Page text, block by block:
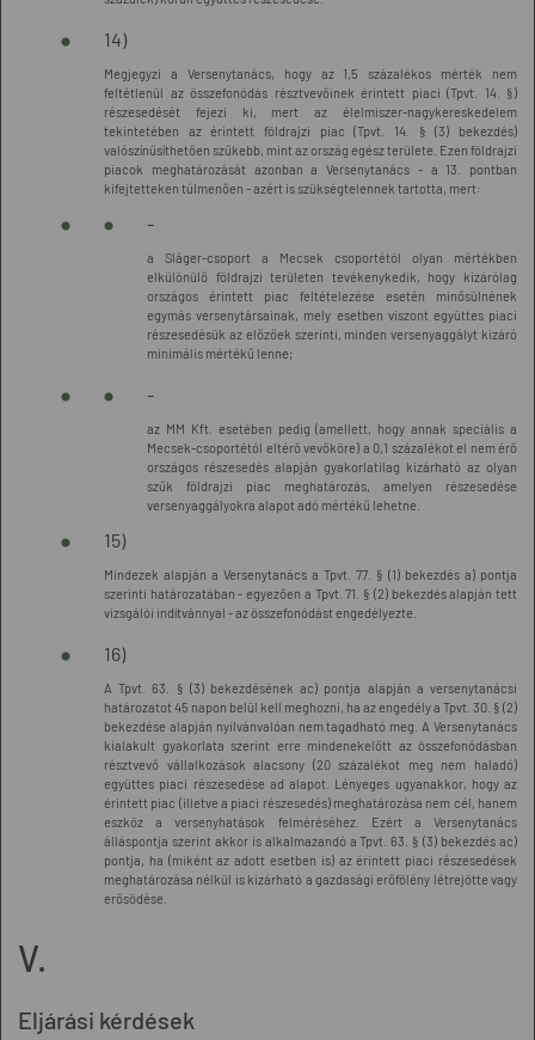
14)
Megjegyzi a Versenytanács, hogy az 1,5 százalékos mérték nem
feltétlenül az összefonódás résztvevőinek érintett piaci (Tpvt. 14. §)
részesedését fejezi ki, mert az élelmiszer-nagykereskedelem
tekintetében az érintett földrajzi piac (Tpvt. 14. § (3) bekezdés)
valószínűsíthetően szűkebb, mint az ország egész területe. Ezen földrajzi
piacok meghatározását azonban a Versenytanács - a 13. pontban
kifejtetteken túlmenően - azért is szükségtelennek tartotta, mert:
-
a Sláger-csoport a Mecsek csoportétól olyan mértékben
elkülönülő földrajzi területen tevékenykedik, hogy kizárólag
országos érintett piac feltételezése esetén minősülnének
egymás versenytársainak, mely esetben viszont együttes piaci
részesedésük az előzőek szerinti, minden versenyaggályt kizáró
minimális mértékű lenne;
-
az MM Kft. esetében pedig (amellett, hogy annak speciális a
Mecsek-csoportétól eltérő vevőköre) a 0,1 százalékot el nem érő
országos részesedés alapján gyakorlatilag kizárható az olyan
szűk földrajzi piac meghatározás, amelyen részesedése
versenyaggályokra alapot adó mértékű lehetne.
15)
Mindezek alapján a Versenytanács a Tpvt. 77. § (1) bekezdés a) pontja
szerinti határozatában - egyezően a Tpvt. 71. § (2) bekezdés alapján tett
vizsgálói indítvánnyal - az összefonódást engedélyezte.
16)
A Tpvt. 63. § (3) bekezdésének ac) pontja alapján a versenytanácsi
határozatot 45 napon belül kell meghozni, ha az engedély a Tpvt. 30. § (2)
bekezdése alapján nyilvánvalóan nem tagadható meg. A Versenytanács
kialakult gyakorlata szerint erre mindenekelőtt az összefonódásban
résztvevő vállalkozások alacsony (20 százalékot meg nem haladó)
együttes piaci részesedése ad alapot. Lényeges ugyanakkor, hogy az
érintett piac (illetve a piaci részesedés) meghatározása nem cél, hanem
eszköz a versenyhatások felméréséhez. Ezért a Versenytanács
álláspontja szerint akkor is alkalmazandó a Tpvt. 63. § (3) bekezdés ac)
pontja, ha (miként az adott esetben is) az érintett piaci részesedések
meghatározása nélkül is kizárható a gazdasági erőfölény létrejötte vagy
erősödése.
V.
Eljárási kérdések